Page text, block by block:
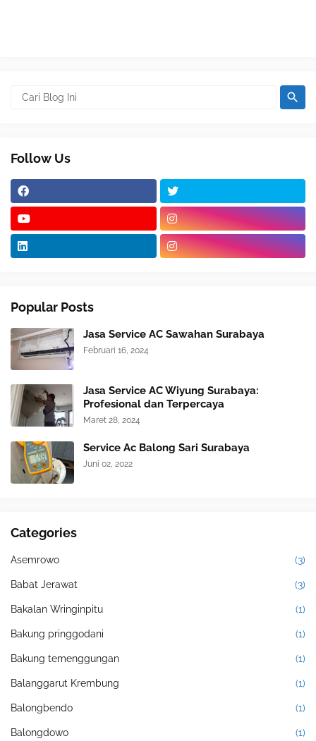
Follow Us
Popular Posts
Jasa Service AC Sawahan Surabaya
Februari 16, 2024
Jasa Service AC Wiyung Surabaya:
Profesional dan Terpercaya
Maret 28, 2024
Service Ac Balong Sari Surabaya
Juni 02, 2022
Categories
Asemrowo (3)
Babat Jerawat (3)
Bakalan Wringinpitu (1)
Bakung pringgodani (1)
Bakung temenggungan (1)
Balanggarut Krembung (1)
Balongbendo (1)
Balongdowo (1)